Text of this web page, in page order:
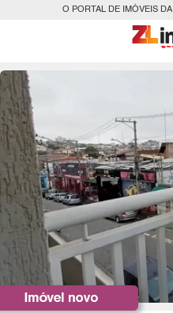
O PORTAL DE IMÓVEIS DA